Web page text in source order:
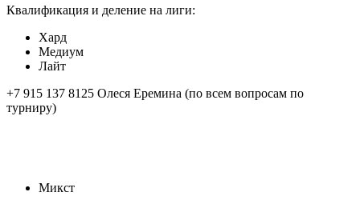
Квалификация и деление на лиги:
Хард
Медиум
Лайт
+7 915 137 8125 Олеся Еремина (по всем вопросам по
турниру)
Микст